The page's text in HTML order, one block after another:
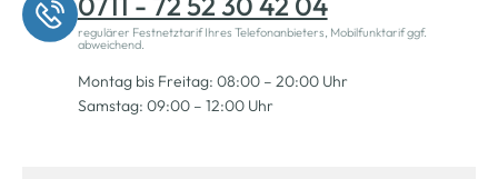
regulärer Festnetztarif Ihres Telefonanbieters, Mobilfunktarif ggf.
abweichend.
Montag bis Freitag: 08:00 – 20:00 Uhr
Samstag: 09:00 – 12:00 Uhr